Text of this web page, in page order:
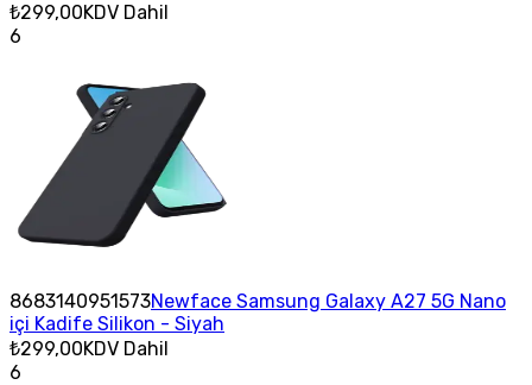
₺299,00KDV Dahil
6
8683140951573Newface Samsung Galaxy A27 5G Nano
içi Kadife Silikon - Siyah
₺299,00KDV Dahil
6